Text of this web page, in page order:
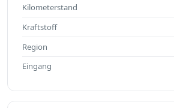
Kilometerstand
Kraftstoff
Region
Eingang